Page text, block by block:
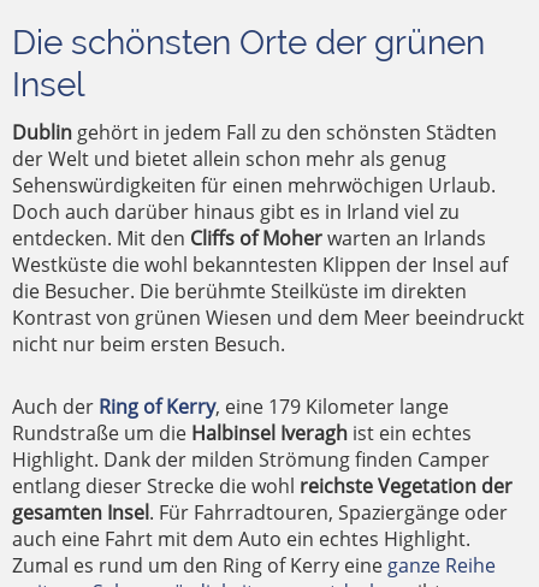
Die schönsten Orte der grünen
Insel
Dublin gehört in jedem Fall zu den schönsten Städten
der Welt und bietet allein schon mehr als genug
Sehenswürdigkeiten für einen mehrwöchigen Urlaub.
Doch auch darüber hinaus gibt es in Irland viel zu
entdecken. Mit den Cliffs of Moherwarten an Irlands
Westküste die wohl bekanntesten Klippen der Insel auf
die Besucher. Die berühmte Steilküste im direkten
Kontrast von grünen Wiesen und dem Meer beeindruckt
nicht nur beim ersten Besuch.
Auch der Ring of Kerry, eine 179 Kilometer lange
Rundstraße um die Halbinsel Iveragh ist ein echtes
Highlight. Dank der milden Strömung finden Camper
entlang dieser Strecke die wohl reichste Vegetation der
gesamten Insel. Für Fahrradtouren, Spaziergänge oder
auch eine Fahrt mit dem Auto ein echtes Highlight.
Zumal es rund um den Ring of Kerry eine ganze Reihe